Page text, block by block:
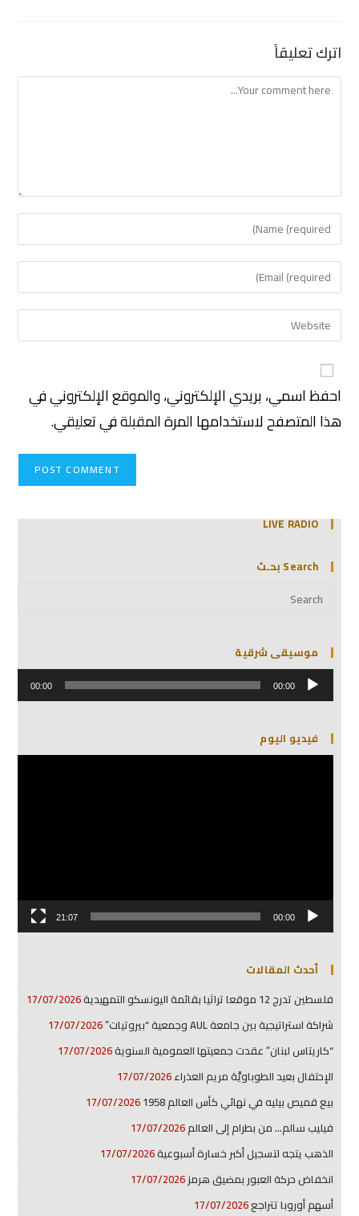
اترك تعليقاً
احفظ اسمي، بريدي الإلكتروني، والموقع الإلكتروني في
هذا المتصفح لاستخدامها المرة المقبلة في تعليقي.
LIVE RADIO
Search بحـث
موسيقى شرقية
مشغل
الصوت 00:00
00:00
فيديو اليوم
مشغل
00:00
21:07
أحدث المقالات
فلسطين تدرج 12 موقعا تراثيا بقائمة اليونسكو التمهيدية
17/07/2026
شراكة استراتيجية بين جامعة AUL وجمعية “بيروتيات”
17/07/2026
“كاريتاس لبنان” عقدت جمعيتها العمومية السنوية17/07/2026
الإحتفال بعيد الطوباويَّة مريم العذراء17/07/2026
بيع قميص بيليه في نهائي كأس العالم 1958
17/07/2026
فيليب سالم… من بطرام إلى العالم17/07/2026
الذهب يتجه لتسجيل أكبر خسارة أسبوعية17/07/2026
انخفاض حركة العبور بمضيق هرمز17/07/2026
أسهم أوروبا تتراجع17/07/2026